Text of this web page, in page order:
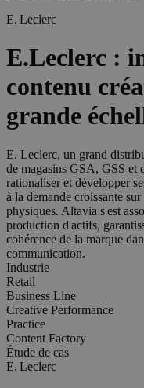
E. Leclerc
E.Leclerc :
contenu
grande
E. Leclerc, un grand
de magasins GSA, GSS et
rationaliser et développer
à la demande croissante
physiques. Altavia s'est
production d'actifs,
cohérence de la marque
communication.
Industrie
Retail
Business Line
Creative Performance
Practice
Content Factory
Étude de cas
E. Leclerc